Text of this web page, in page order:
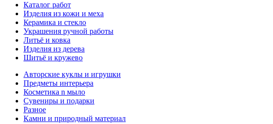
Каталог работ
Изделия из кожи и меха
Керамика и стекло
Украшения ручной работы
Литьё и ковка
Изделия из дерева
Шитьё и кружево
Авторские куклы и игрушки
Предметы интерьера
Косметика n мыло
Сувениры и подарки
Разное
Камни и природный материал